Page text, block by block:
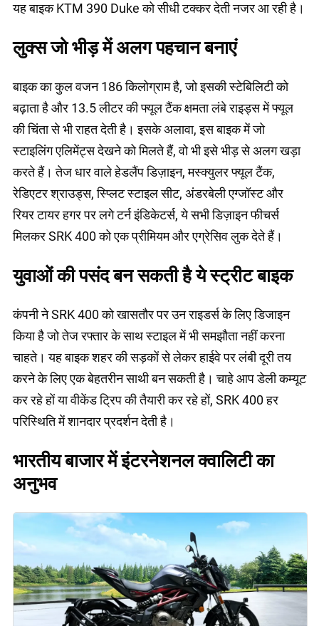
यह बाइक KTM 390 Duke को सीधी टक्कर देती नजर आ रही है।
लुक्स जो भीड़ में अलग पहचान बनाएं
बाइक का कुल वजन 186 किलोग्राम है, जो इसकी स्टेबिलिटी को
बढ़ाता है और 13.5 लीटर की फ्यूल टैंक क्षमता लंबे राइड्स में फ्यूल
की चिंता से भी राहत देती है। इसके अलावा, इस बाइक में जो
स्टाइलिंग एलिमेंट्स देखने को मिलते हैं, वो भी इसे भीड़ से अलग खड़ा
करते हैं। तेज धार वाले हेडलैंप डिज़ाइन, मस्क्युलर फ्यूल टैंक,
रेडिएटर श्राउड्स, स्प्लिट स्टाइल सीट, अंडरबेली एग्जॉस्ट और
रियर टायर हगर पर लगे टर्न इंडिकेटर्स, ये सभी डिज़ाइन फीचर्स
मिलकर SRK 400 को एक प्रीमियम और एग्रेसिव लुक देते हैं।
युवाओं की पसंद बन सकती है ये स्ट्रीट बाइक
कंपनी ने SRK 400 को खासतौर पर उन राइडर्स के लिए डिजाइन
किया है जो तेज रफ्तार के साथ स्टाइल में भी समझौता नहीं करना
चाहते। यह बाइक शहर की सड़कों से लेकर हाईवे पर लंबी दूरी तय
करने के लिए एक बेहतरीन साथी बन सकती है। चाहे आप डेली कम्यूट
कर रहे हों या वीकेंड ट्रिप की तैयारी कर रहे हों, SRK 400 हर
परिस्थिति में शानदार प्रदर्शन देती है।
भारतीय बाजार में इंटरनेशनल क्वालिटी का
अनुभव